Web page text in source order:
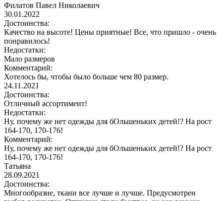
Филатов Павел Николаевич
30.01.2022
Достоинства:
Качество на высоте! Цены приятные! Все, что пришло - очень
понравилось!
Недостатки:
Мало размеров
Комментарий:
Хотелось бы, чтобы было больше чем 80 размер.
24.11.2021
Достоинства:
Отличный ассортимент!
Недостатки:
Ну, почему же нет одежды для бОльшеньких детей!? На рост
164-170, 170-176!
Комментарий:
Ну, почему же нет одежды для бОльшеньких детей!? На рост
164-170, 170-176!
Татьяна
28.09.2021
Достоинства:
Многообразие, ткани все лучше и лучше. Предусмотрен